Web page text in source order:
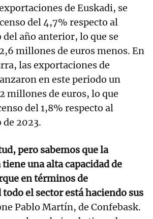
de Euskadi, se
del 4,7% respecto al
año anterior, lo que se
millones de euros menos. En
las exportaciones de
en este periodo un
millones de euros, lo que
del 1,8% respecto al
2023.
pero sabemos que la
una alta capacidad de
en términos de
el sector está haciendo sus
Pablo Martín, de Confebask.